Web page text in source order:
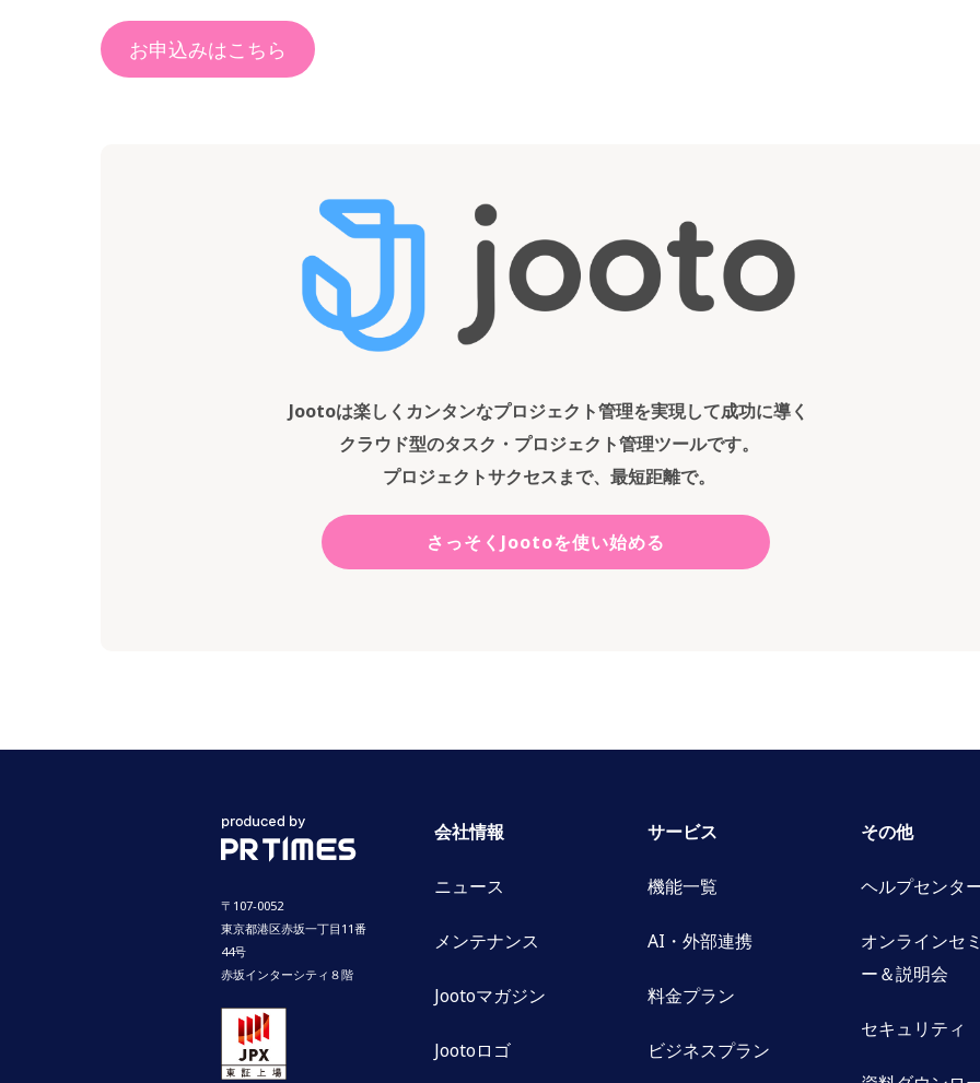
お申込みはこちら
Jootoは楽しくカンタンなプロジェクト管理を実現して成功に導く
クラウド型のタスク・プロジェクト管理ツールです。
プロジェクトサクセスまで、最短距離で。
さっそくJootoを使い始める
〒107-0052
東京都港区赤坂一丁目11番
44号
赤坂インターシティ８階
会社情報
ニュース
メンテナンス
Jootoマガジン
Jootoロゴ
サービス
機能一覧
AI・外部連携
料金プラン
ビジネスプラン
その他
ヘルプセンタ
オンラインセ
ー＆説明会
セキュリティ